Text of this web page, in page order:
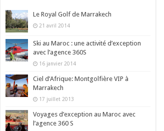
Le Royal Golf de Marrakech
21 avril 2014
Ski au Maroc : une activité d’exception
avec l’agence 360S
16 janvier 2014
Ciel d’Afrique: Montgolfière VIP à
Marrakech
17 juillet 2013
Voyages d’exception au Maroc avec
l’agence 360 S